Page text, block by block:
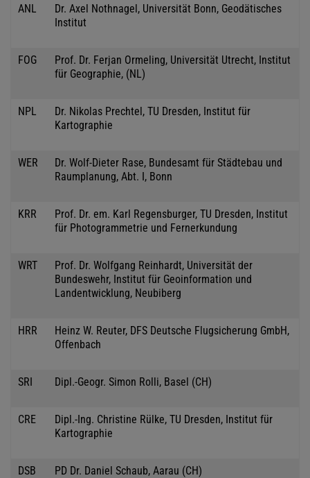
ANL
Dr. Axel Nothnagel, Universität Bonn, Geodätisches
Institut
FOG
Prof. Dr. Ferjan Ormeling, Universität Utrecht, Institut
für Geographie, (NL)
NPL
Dr. Nikolas Prechtel, TU Dresden, Institut für
Kartographie
WER
Dr. Wolf-Dieter Rase, Bundesamt für Städtebau und
Raumplanung, Abt. I, Bonn
KRR
Prof. Dr. em. Karl Regensburger, TU Dresden, Institut
für Photogrammetrie und Fernerkundung
WRT
Prof. Dr. Wolfgang Reinhardt, Universität der
Bundeswehr, Institut für Geoinformation und
Landentwicklung, Neubiberg
HRR
Heinz W. Reuter, DFS Deutsche Flugsicherung GmbH,
Offenbach
SRI Dipl.-Geogr. Simon Rolli, Basel (CH)
CRE
Dipl.-Ing. Christine Rülke, TU Dresden, Institut für
Kartographie
DSB PD Dr. Daniel Schaub, Aarau (CH)